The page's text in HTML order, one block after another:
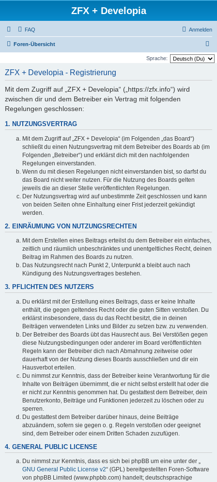
ZFX + Developia
FAQ Anmelden
Foren-Übersicht
u
Sprache:
ZFX + Developia - Registrierung
Mit dem Zugriff auf „ZFX + Developia“ („https://zfx.info“) wird
zwischen dir und dem Betreiber ein Vertrag mit folgenden
Regelungen geschlossen:
1. NUTZUNGSVERTRAG
Mit dem Zugriff auf „ZFX + Developia“ (im Folgenden „das Board“)
schließt du einen Nutzungsvertrag mit dem Betreiber des Boards ab (im
Folgenden „Betreiber“) und erklärst dich mit den nachfolgenden
Regelungen einverstanden.
Wenn du mit diesen Regelungen nicht einverstanden bist, so darfst du
das Board nicht weiter nutzen. Für die Nutzung des Boards gelten
jeweils die an dieser Stelle veröffentlichten Regelungen.
Der Nutzungsvertrag wird auf unbestimmte Zeit geschlossen und kann
von beiden Seiten ohne Einhaltung einer Frist jederzeit gekündigt
werden.
2. EINRÄUMUNG VON NUTZUNGSRECHTEN
Mit dem Erstellen eines Beitrags erteilst du dem Betreiber ein einfaches,
zeitlich und räumlich unbeschränktes und unentgeltliches Recht, deinen
Beitrag im Rahmen des Boards zu nutzen.
Das Nutzungsrecht nach Punkt 2, Unterpunkt a bleibt auch nach
Kündigung des Nutzungsvertrages bestehen.
3. PFLICHTEN DES NUTZERS
Du erklärst mit der Erstellung eines Beitrags, dass er keine Inhalte
enthält, die gegen geltendes Recht oder die guten Sitten verstoßen. Du
erklärst insbesondere, dass du das Recht besitzt, die in deinen
Beiträgen verwendeten Links und Bilder zu setzen bzw. zu verwenden.
Der Betreiber des Boards übt das Hausrecht aus. Bei Verstößen gegen
diese Nutzungsbedingungen oder anderer im Board veröffentlichten
Regeln kann der Betreiber dich nach Abmahnung zeitweise oder
dauerhaft von der Nutzung dieses Boards ausschließen und dir ein
Hausverbot erteilen.
Du nimmst zur Kenntnis, dass der Betreiber keine Verantwortung für die
Inhalte von Beiträgen übernimmt, die er nicht selbst erstellt hat oder die
er nicht zur Kenntnis genommen hat. Du gestattest dem Betreiber, dein
Benutzerkonto, Beiträge und Funktionen jederzeit zu löschen oder zu
sperren.
Du gestattest dem Betreiber darüber hinaus, deine Beiträge
abzuändern, sofern sie gegen o. g. Regeln verstoßen oder geeignet
sind, dem Betreiber oder einem Dritten Schaden zuzufügen.
4. GENERAL PUBLIC LICENSE
Du nimmst zur Kenntnis, dass es sich bei phpBB um eine unter der „
GNU General Public License v2“ (GPL) bereitgestellten Foren-Software
von phpBB Limited (www.phpbb.com) handelt; deutschsprachige